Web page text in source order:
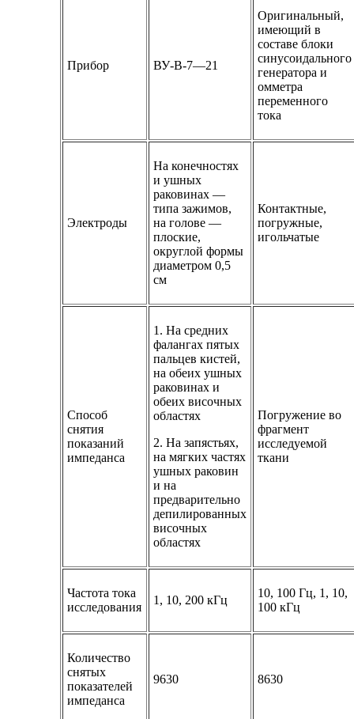
Прибор ВУ-В-7—21
Оригинальный,
имеющий в
составе блоки
синусоидального
генератора и
омметра
переменного
тока
Электроды
На конечностях
и ушных
раковинах —
типа зажимов,
на голове —
плоские,
округлой формы
диаметром 0,5
см
Контактные,
погружные,
игольчатые
Способ
снятия
показаний
импеданса
1. На средних
фалангах пятых
пальцев кистей,
на обеих ушных
раковинах и
обеих височных
областях
2. На запястьях,
на мягких частях
ушных раковин
и на
предварительно
депилированных
височных
областях
Погружение во
фрагмент
исследуемой
ткани
Частота тока
исследования
1, 10, 200 кГц
10, 100 Гц, 1, 10,
100 кГц
Количество
снятых
показателей
импеданса
9630 8630